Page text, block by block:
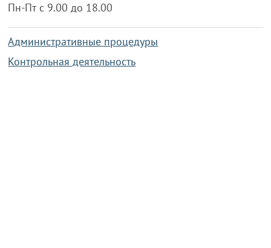
Пн-Пт с 9.00 до 18.00
Административные процедуры
Контрольная деятельность